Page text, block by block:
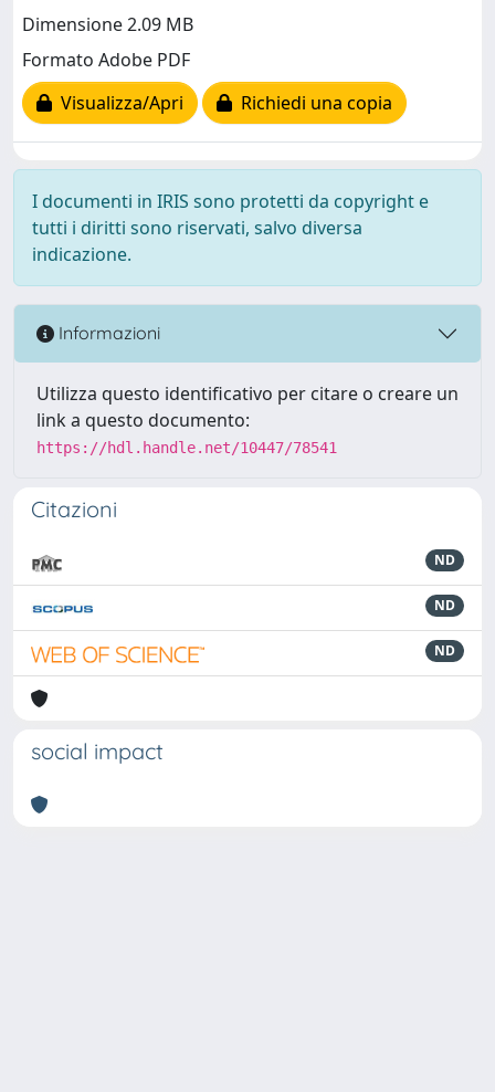
Dimensione 2.09 MB
Formato Adobe PDF
Visualizza/Apri
Richiedi una copia
I documenti in IRIS sono protetti da copyright e
tutti i diritti sono riservati, salvo diversa
indicazione.
Informazioni
Utilizza questo identificativo per citare o creare un
link a questo documento:
https://hdl.handle.net/10447/78541
Citazioni
ND
ND
ND
social impact